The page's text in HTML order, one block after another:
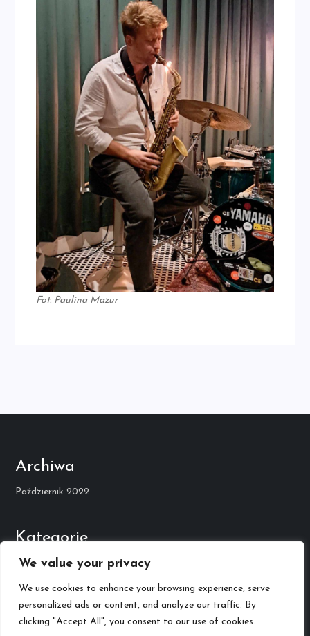
We value your privacy
We use cookies to enhance your browsing experience, serve
personalized ads or content, and analyze our traffic. By
clicking "Accept All", you consent to our use of cookies.
Fot. Paulina Mazur
Archiwa
Październik 2022
Kategorie
Kariera Muzyczna